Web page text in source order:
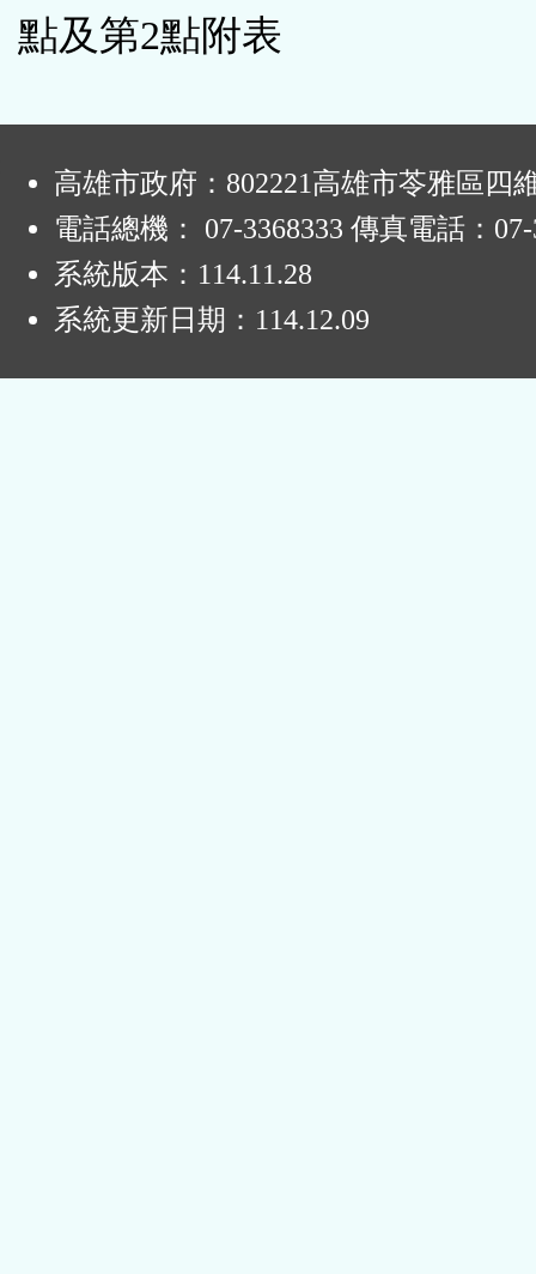
點及第2點附表
高雄市政府：802221高雄市苓雅區四
電話總機： 07-3368333 傳真電話：07-
系統版本： 114.11.28
系統更新日期： 114.12.09